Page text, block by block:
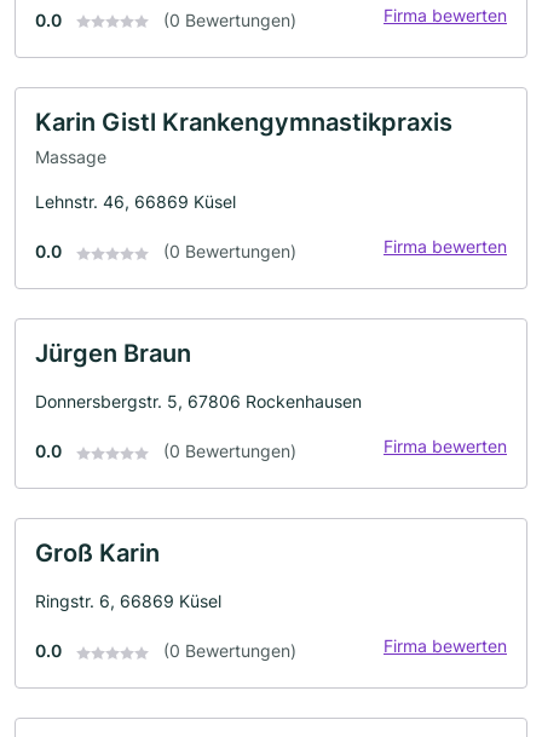
0.0 (0 Bewertungen) Firma bewerten
Karin Gistl Krankengymnastikpraxis
Massage
Lehnstr. 46, 66869 Küsel
0.0 (0 Bewertungen) Firma bewerten
Jürgen Braun
Donnersbergstr. 5, 67806 Rockenhausen
0.0 (0 Bewertungen) Firma bewerten
Groß Karin
Ringstr. 6, 66869 Küsel
0.0 (0 Bewertungen) Firma bewerten